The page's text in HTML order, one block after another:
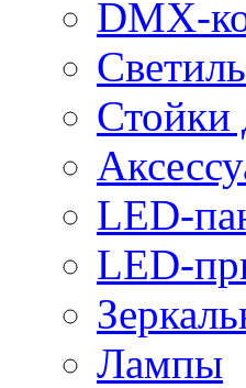
DMX-
Стойки
LED-
LED-
Лампы